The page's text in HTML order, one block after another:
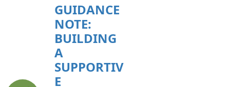
GUIDANCE
NOTE:
BUILDING
A
SUPPORTIV
E